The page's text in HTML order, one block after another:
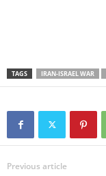
TAGS IRAN-ISRAEL WAR
Previous article